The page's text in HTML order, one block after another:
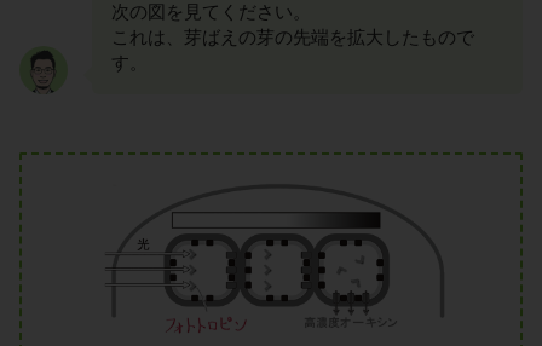
次の図を見てください。
これは、芽ばえの芽の先端を拡大したもので
す。